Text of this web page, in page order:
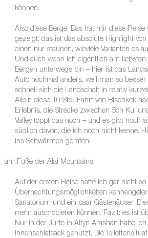
können.
Also diese Berge. Das hat mir diese Reise
gezeigt: das ist das absolute Highlight
einen nur staunen, wieviele Varianten es
Und auch wenn ich eigentlich am
Bergen unterwegs bin – hier ist das
Auto nochmal anders, weil man so
schnell sich die Landschaft in relativ
Allein diese 10 Std.-Fahrt von Bischkek
Erlebnis, die Strecke zwischen Son Kul
Valley toppt das noch – und es gibt noch
südlich davon, die ich noch nicht kenne.
ins Schwärmen geraten!
am Fuße der Alai Mountains
Auf der ersten Reise hatte ich gar nicht so
Übernachtungsmöglichkeiten
Sanatorium und ein paar Gästehäuser.
mehr ausprobieren können. Fazit: es ist
Nur in der Jurte in Altyn Arashan habe
Innenschlafsack genutzt. Die